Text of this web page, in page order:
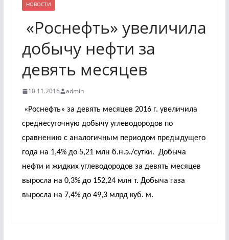
НОВОСТИ
«Роснефть» увеличила
добычу нефти за
девять месяцев
10.11.2016 admin
«Роснефть» за девять месяцев 2016 г. увеличила
среднесуточную добычу углеводородов по
сравнению с аналогичным периодом предыдущего
года на 1,4% до 5,21 млн б.н.э./сутки. Добыча
нефти и жидких углеводородов за девять месяцев
выросла на 0,3% до 152,24 млн т. Добыча газа
выросла на 7,4% до 49,3 млрд куб. м.